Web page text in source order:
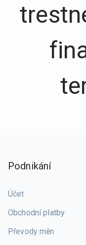
Podnikání
Účet
Obchodní platby
Převody měn